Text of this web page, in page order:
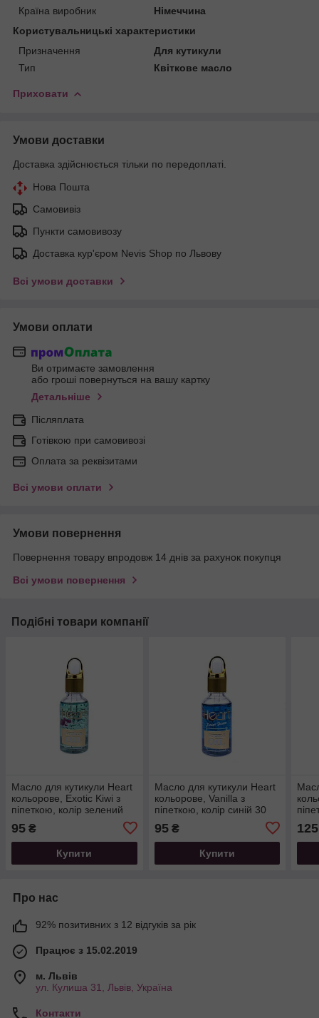
Країна виробник
Німеччина
Користувальницькі характеристики
Призначення
Для кутикули
Тип
Квіткове масло
Приховати
Умови доставки
Доставка здійснюється тільки по передоплаті.
Нова Пошта
Самовивіз
Пункти самовивозу
Доставка кур'єром Nevis Shop по Львову
Всі умови доставки
Умови оплати
Ви отримаєте замовлення
або гроші повернуться на вашу картку
Детальніше
Післяплата
Готівкою при самовивозі
Оплата за реквізитами
Всі умови оплати
Умови повернення
Повернення товару впродовж 14 днів за рахунок покупця
Всі умови повернення
Подібні товари компанії
Масло для кутикули Heart
кольорове, Exotic Kiwi з
піпеткою, колір зелений
95 ₴
Купити
Масло для кутикули Heart
кольорове, Vanilla з
піпеткою, колір синій 30
95₴
Купити
125
Про нас
92% позитивних з 12 відгуків за рік
Працює з 15.02.2019
м. Львів
ул. Кулиша 31, Львів, Україна
Контакти